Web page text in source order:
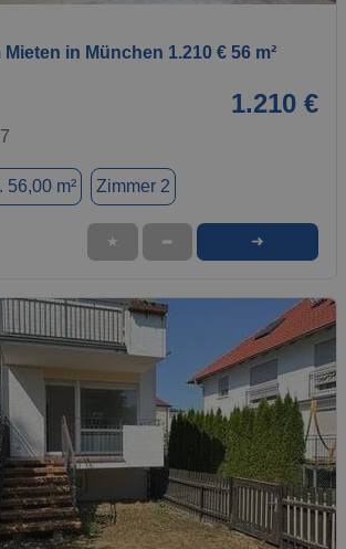
in München 1.210 € 56 m²
1.210 €
56,00 m² Zimmer 2
★ ➦ ➜